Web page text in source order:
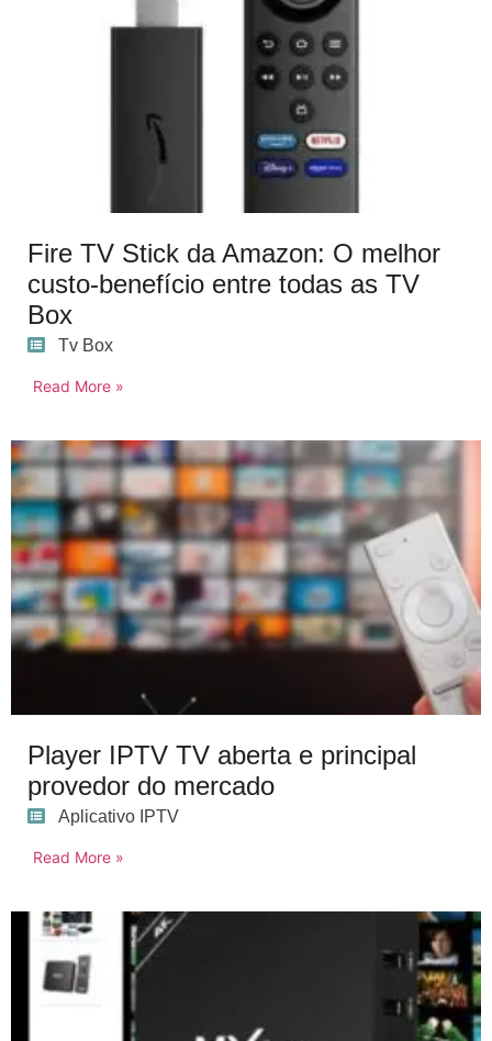
Fire TV Stick da Amazon: O melhor
custo-benefício entre todas as TV
Box
Tv Box
Read More »
Player IPTV TV aberta e principal
provedor do mercado
Aplicativo IPTV
Read More »